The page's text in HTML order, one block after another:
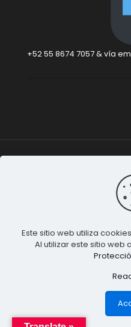
+52 55 8674 7057 & vía
© 2015-
Terminos &
Este sitio web utiliza
Al utilizar este sitio web